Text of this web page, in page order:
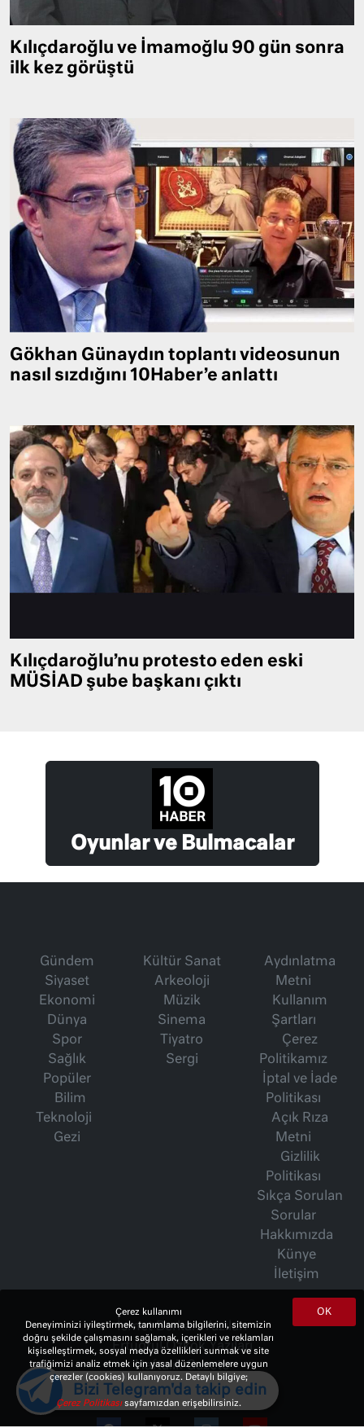
Kılıçdaroğlu ve İmamoğlu 90 gün sonra
ilk kez görüştü
Gökhan Günaydın toplantı videosunun
nasıl sızdığını 10Haber’e anlattı
Kılıçdaroğlu’nu protesto eden eski
MÜSİAD şube başkanı çıktı
Oyunlar ve Bulmacalar
Gündem
Siyaset
Ekonomi
Dünya
Spor
Sağlık
Popüler
Bilim
Teknoloji
Gezi
Kültür Sanat
Arkeoloji
Müzik
Sinema
Tiyatro
Sergi
Aydınlatma
Metni
Kullanım
Şartları
Çerez
Politikamız
İptal ve İade
Politikası
Açık Rıza
Metni
Gizlilik
Politikası
Sıkça Sorulan
Sorular
Hakkımızda
Künye
İletişim
İsmet Berkan Yazıları
Ertuğrul Özkök Yazıları
Haftalık Gazete
OK
Çerez kullanımı
Deneyiminizi iyileştirmek, tanımlama bilgilerini, sitemizin
doğru şekilde çalışmasını sağlamak, içerikleri ve reklamları
kişiselleştirmek, sosyal medya özellikleri sunmak ve site
trafiğimizi analiz etmek için yasal düzenlemelere uygun
çerezler (cookies) kullanıyoruz. Detaylı bilgiye;
Çerez Politikasısayfamızdan erişebilirsiniz.
Bizi Telegram'da takip edin